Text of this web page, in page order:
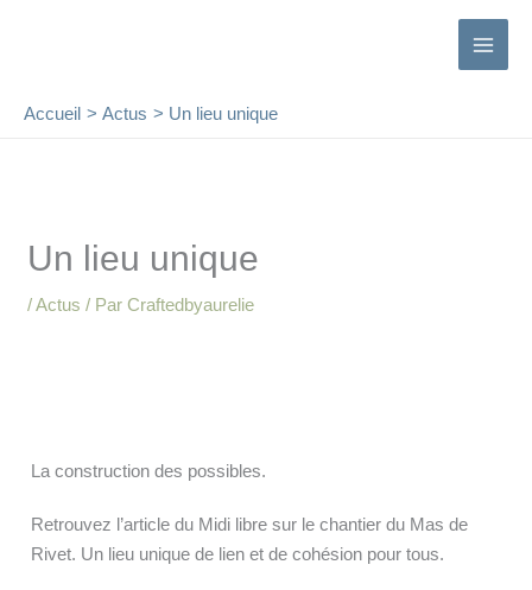
Accueil
Actus Un lieu unique
Un lieu unique
/Actus / ParCraftedbyaurelie
La construction des possibles.
Retrouvez l’article du Midi libre sur le chantier du Mas de
Rivet. Un lieu unique de lien et de cohésion pour tous.